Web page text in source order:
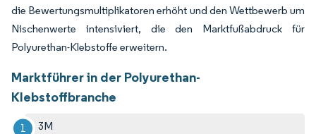
die Bewertungsmultiplikatoren erhöht und den Wettbewerb um
Nischenwerte intensiviert, die den Marktfußabdruck für
Polyurethan-Klebstoffe erweitern.
Marktführer in der Polyurethan-
Klebstoffbranche
3M